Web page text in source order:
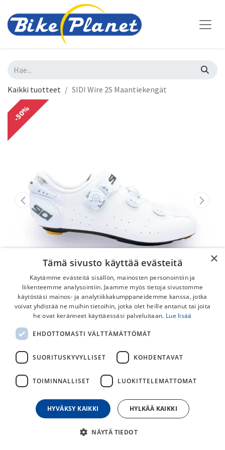
Kaikki tuotteet SIDI Wire 2S Maantiekengät
-50%
SIDI Wire 2S Maantiekengät
ammattilaiskäyttöön, niille jotka haluavat maksimaalisen
tiehen. Ventiloitu hiilikuitu-pohja innovatiivisella Firmor
välineistään.
389,00€
×
Tämä sivusto käyttää evästeitä
Käytämme evästeitä sisällön, mainosten personointiin ja
liikenteemme analysointiin. Jaamme myös tietoja sivustomme
käytöstäsi mainos- ja analytiikkakumppaneidemme kanssa, jotka
voivat yhdistää ne muihin tietoihin, jotka olet heille antanut tai joita
he ovat keränneet käyttäessäsi palveluitaan. Lue lisää
EHDOTTOMASTI VÄLTTÄMÄTTÖMÄT
SUORITUSKYVYLLISET KOHDENTAVAT
TOIMINNALLISET LUOKITTELEMATTOMAT
HYVÄKSY KAIKKI HYLKÄÄ KAIKKI
NÄYTÄ TIEDOT